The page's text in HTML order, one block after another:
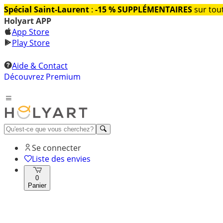
Spécial Saint-Laurent : -15 % SUPPLÉMENTAIRESsur
Holyart APP
App Store
Play Store
Aide & Contact
Découvrez Premium
Se connecter
Liste des envies
0
Panier